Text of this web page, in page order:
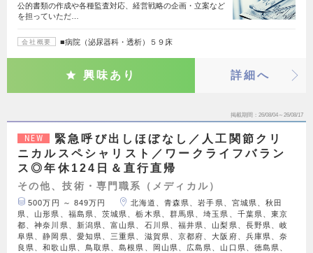
公的書類の作成や各種監査対応、経営戦略の企画・立案など
を担っていただ…
会社概要 ■病院（泌尿器科・透析）５９床
興味あり 詳細へ
掲載期間 26/08/04～26/08/17
NEW
緊急呼び出しほぼなし／人工関節クリ
ニカルスペシャリスト／ワークライフバラン
ス◎年休124日＆直行直帰
その他、技術・専門職系（メディカル）
500万円 ～ 849万円
北海道、青森県、岩手県、宮城県、秋田
県、山形県、福島県、茨城県、栃木県、群馬県、埼玉県、千葉県、東京
都、神奈川県、新潟県、富山県、石川県、福井県、山梨県、長野県、岐
阜県、静岡県、愛知県、三重県、滋賀県、京都府、大阪府、兵庫県、奈
良県、和歌山県、鳥取県、島根県、岡山県、広島県、山口県、徳島県、